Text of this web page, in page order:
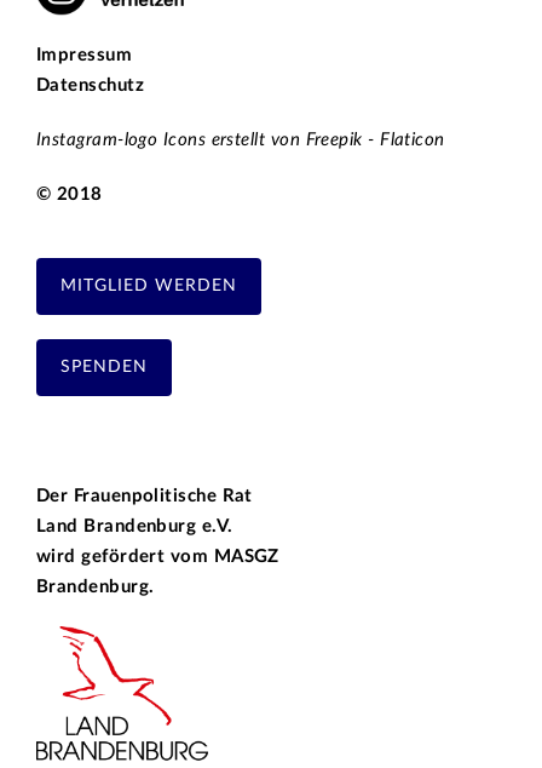
Impressum
Datenschutz
Instagram-logo Icons erstellt von Freepik - Flaticon
© 2018
MITGLIED WERDEN
SPENDEN
Der Frauenpolitische Rat
Land Brandenburg e.V.
wird gefördert vom MASGZ
Brandenburg.